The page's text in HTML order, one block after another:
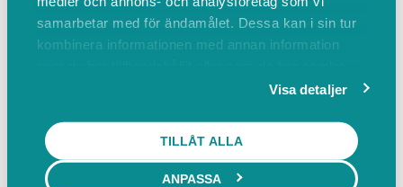
samarbetar med för ändamålet. Dessa kan i sin tur
kombinera informationen med annan information
Visa detaljer
TILLÅT ALLA
ANPASSA